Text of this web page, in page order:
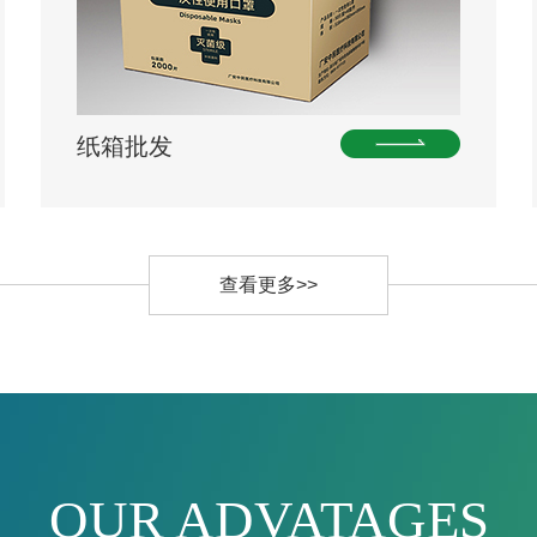
纸箱批发
查看更多>>
OUR ADVATAGES